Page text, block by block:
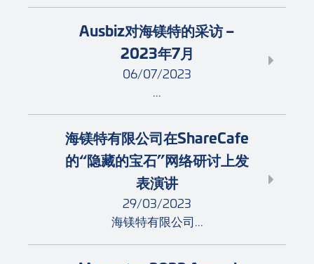
Ausbiz对海镁特的采访 –
2023年7月
06/07/2023
...
海镁特有限公司在ShareCafe
的“隐藏的宝石”网络研讨上发
表演讲
29/03/2023
海镁特有限公司...